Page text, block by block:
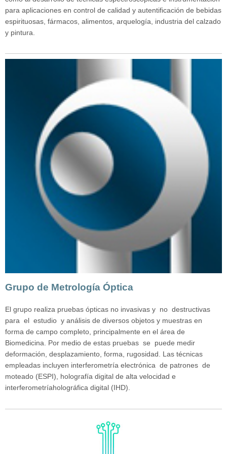
para aplicaciones en control de calidad y autentificación de bebidas
espirituosas, fármacos, alimentos, arquelogía, industria del calzado
y pintura.
Grupo de Metrología Óptica
El grupo realiza pruebas ópticas no invasivas y no destructivas
para el estudio y análisis de diversos objetos y muestras en
forma de campo completo, principalmente en el área de
Biomedicina. Por medio de estas pruebas se puede medir
deformación, desplazamiento, forma, rugosidad. Las técnicas
empleadas incluyen interferometría electrónica de patrones de
moteado (ESPI), holografía digital de alta velocidad e
interferometríaholográfica digital (IHD).